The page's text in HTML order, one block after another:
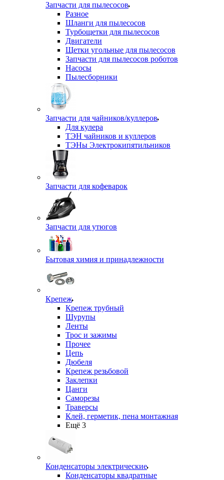
Запчасти для пылесосов
Разное
Шланги для пылесосов
Турбощетки для пылесосов
Двигатели
Щетки угольные для пылесосов
Запчасти для пылесосов роботов
Насосы
Пылесборники
Запчасти для чайников/куллеров
Для кулера
ТЭН чайников и куллеров
ТЭНы Электрокипятильников
Запчасти для кофеварок
Запчасти для утюгов
Бытовая химия и принадлежности
Крепеж
Крепеж трубный
Шурупы
Ленты
Трос и зажимы
Прочее
Цепь
Дюбеля
Крепеж резьбовой
Заклепки
Цанги
Саморезы
Траверсы
Клей, герметик, пена монтажная
Ещё 3
Конденсаторы электрические
Конденсаторы квадратные